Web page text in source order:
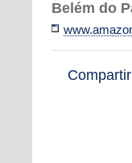
Belém do